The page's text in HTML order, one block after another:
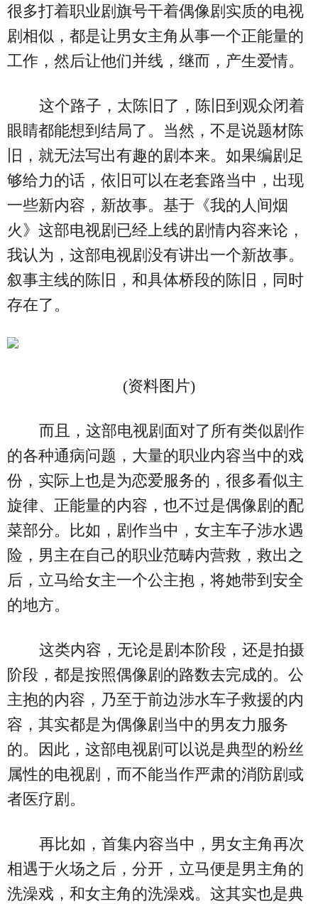
很多打着职业剧旗号干着偶像剧实质的电视
剧相似，都是让男女主角从事一个正能量的
工作，然后让他们并线，继而，产生爱情。
这个路子，太陈旧了，陈旧到观众闭着
眼睛都能想到结局了。当然，不是说题材陈
旧，就无法写出有趣的剧本来。如果编剧足
够给力的话，依旧可以在老套路当中，出现
一些新内容，新故事。基于《我的人间烟
火》这部电视剧已经上线的剧情内容来论，
我认为，这部电视剧没有讲出一个新故事。
叙事主线的陈旧，和具体桥段的陈旧，同时
存在了。
(资料图片)
而且，这部电视剧面对了所有类似剧作
的各种通病问题，大量的职业内容当中的戏
份，实际上也是为恋爱服务的，很多看似主
旋律、正能量的内容，也不过是偶像剧的配
菜部分。比如，剧作当中，女主车子涉水遇
险，男主在自己的职业范畴内营救，救出之
后，立马给女主一个公主抱，将她带到安全
的地方。
这类内容，无论是剧本阶段，还是拍摄
阶段，都是按照偶像剧的路数去完成的。公
主抱的内容，乃至于前边涉水车子救援的内
容，其实都是为偶像剧当中的男友力服务
的。因此，这部电视剧可以说是典型的粉丝
属性的电视剧，而不能当作严肃的消防剧或
者医疗剧。
再比如，首集内容当中，男女主角再次
相遇于火场之后，分开，立马便是男主角的
洗澡戏，和女主角的洗澡戏。这其实也是典